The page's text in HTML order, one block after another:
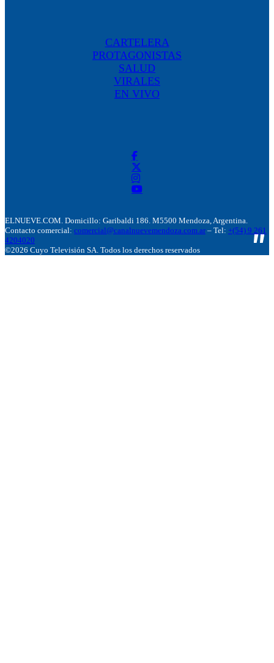
CARTELERA
PROTAGONISTAS
SALUD
VIRALES
EN VIVO
ELNUEVE.COM. Domicillo: Garibaldi 186. M5500 Mendoza, Argentina.
Contacto comercial: comercial@canalnuevemendoza.com.ar – Tel: +(54) 9 261
4204020
©2026 Cuyo Televisión SA. Todos los derechos reservados